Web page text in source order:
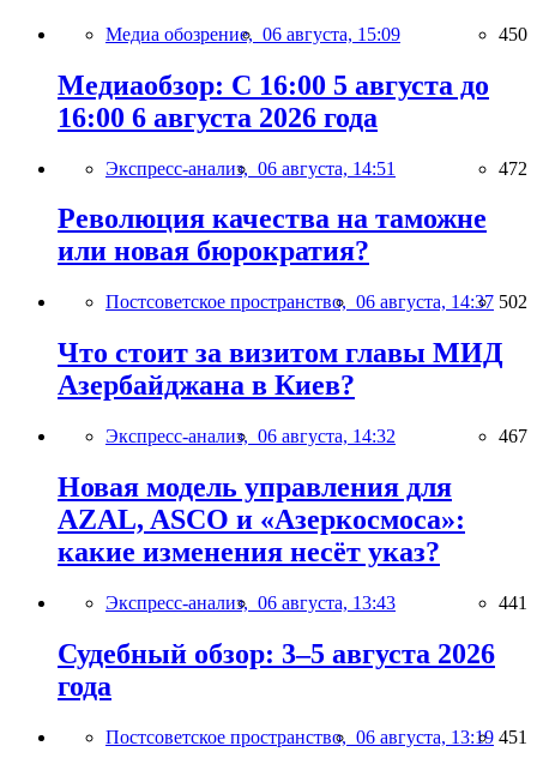
Медиа обозрение, 06 августа, 15:09 450
Медиаобзор: С 16:00 5 августа до
16:00 6 августа 2026 года
Экспресс-анализ, 06 августа, 14:51 472
Революция качества на таможне
или новая бюрократия?
Постсоветское пространство, 06 августа, 14:37 502
Что стоит за визитом главы МИД
Азербайджана в Киев?
Экспресс-анализ, 06 августа, 14:32 467
Новая модель управления для
AZAL, ASCO и «Азеркосмоса»:
какие изменения несёт указ?
Экспресс-анализ, 06 августа, 13:43 441
Судебный обзор: 3–5 августа 2026
года
Постсоветское пространство, 06 августа, 13:19 451